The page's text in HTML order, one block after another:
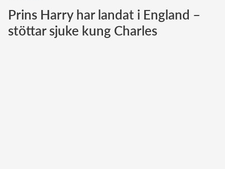
Norska kungahuset
Danska kungahuset
Prins Harry har landat i England –
stöttar sjuke kung Charles